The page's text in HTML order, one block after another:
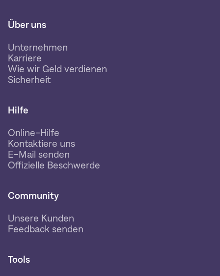
Über uns
Unternehmen
Karriere
Wie wir Geld verdienen
Sicherheit
Hilfe
Online-Hilfe
Kontaktiere uns
E-Mail senden
Offizielle Beschwerde
Community
Unsere Kunden
Feedback senden
Tools